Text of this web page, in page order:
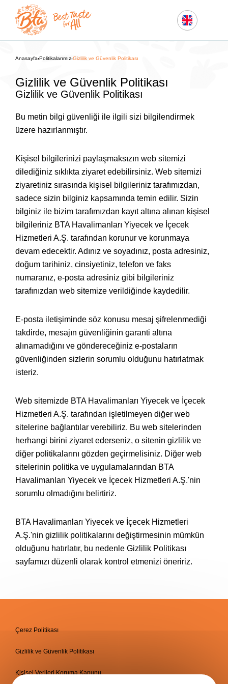
Anasayfa Politikalarımız Gizlilik ve Güvenlik Politikası
Gizlilik ve Güvenlik Politikası
Gizlilik ve Güvenlik Politikası
Bu metin bilgi güvenliği ile ilgili sizi bilgilendirmek
üzere hazırlanmıştır.
Kişisel bilgilerinizi paylaşmaksızın web sitemizi
dilediğiniz sıklıkta ziyaret edebilirsiniz. Web sitemizi
ziyaretiniz sırasında kişisel bilgileriniz tarafımızdan,
sadece sizin bilginiz kapsamında temin edilir. Sizin
bilginiz ile bizim tarafımızdan kayıt altına alınan kişisel
bilgileriniz BTA Havalimanları Yiyecek ve İçecek
Hizmetleri A.Ş. tarafından korunur ve korunmaya
devam edecektir. Adınız ve soyadınız, posta adresiniz,
doğum tarihiniz, cinsiyetiniz, telefon ve faks
numaranız, e-posta adresiniz gibi bilgileriniz
tarafınızdan web sitemize verildiğinde kaydedilir.
E-posta iletişiminde söz konusu mesaj şifrelenmediği
takdirde, mesajın güvenliğinin garanti altına
alınamadığını ve göndereceğiniz e-postaların
güvenliğinden sizlerin sorumlu olduğunu hatırlatmak
isteriz.
Web sitemizde BTA Havalimanları Yiyecek ve İçecek
Hizmetleri A.Ş. tarafından işletilmeyen diğer web
sitelerine bağlantılar verebiliriz. Bu web sitelerinden
herhangi birini ziyaret ederseniz, o sitenin gizlilik ve
diğer politikalarını gözden geçirmelisiniz. Diğer web
sitelerinin politika ve uygulamalarından BTA
Havalimanları Yiyecek ve İçecek Hizmetleri A.Ş.'nin
sorumlu olmadığını belirtiriz.
BTA Havalimanları Yiyecek ve İçecek Hizmetleri
A.Ş.'nin gizlilik politikalarını değiştirmesinin mümkün
olduğunu hatırlatır, bu nedenle Gizlilik Politikası
sayfamızı düzenli olarak kontrol etmenizi öneririz.
Çerez Politikası
Gizlilik ve Güvenlik Politikası
Kişisel Verileri Koruma Kanunu